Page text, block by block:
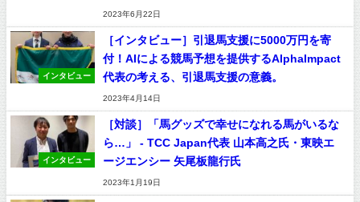
2023年6月22日
インタビュー
［インタビュー］引退馬支援に5000万円を寄
付！AIによる競馬予想を提供するAlphaImpact
代表の考える、引退馬支援の意義。
2023年4月14日
インタビュー
［対談］「馬グッズで幸せになれる馬がいるな
ら…」 - TCC Japan代表 山本高之氏・東映エ
ージエンシー 矢尾板龍行氏
2023年1月19日